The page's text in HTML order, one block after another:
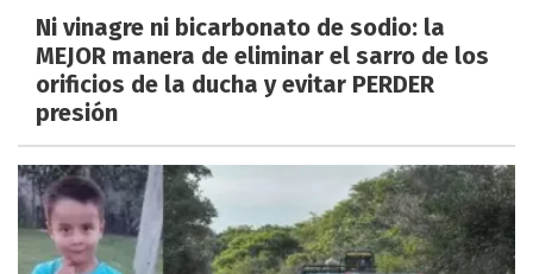
Ni vinagre ni bicarbonato de sodio: la
MEJOR manera de eliminar el sarro de los
orificios de la ducha y evitar PERDER
presión